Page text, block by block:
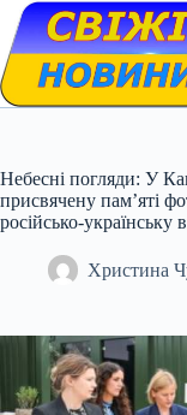
Skip
content
Небесні погляди: У
присвячену пам’яті
російсько-українську
Христина